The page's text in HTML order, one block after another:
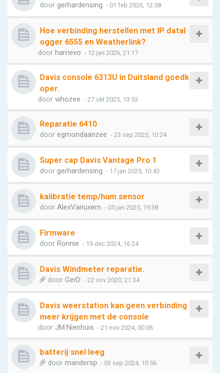
door gerhardensing - 01 feb 2026, 12:38
Hoe verbinding herstellen met IP datal
ogger 6555 en Weatherlink?
door harrievo - 12 jan 2026, 21:17
Davis console 6313U in Duitsland goedk
oper.
door whozee - 27 okt 2025, 13:53
Reparatie 6410
door egmondaanzee - 23 sep 2025, 10:24
Super cap Davis Vantage Pro 1
door gerhardensing - 17 jan 2025, 10:43
kalibratie temp/hum sensor
door AlexVanuxem - 05 jan 2025, 19:38
Firmware
door Ronnie - 15 dec 2024, 16:24
Davis Windmeter reparatie.
door GerD - 22 nov 2020, 21:34
Davis weerstation kan geen verbinding
meer krijgen met de console
door JM.Nienhuis - 21 nov 2024, 00:06
batterij snel leeg
door mandersp - 03 sep 2024, 10:56